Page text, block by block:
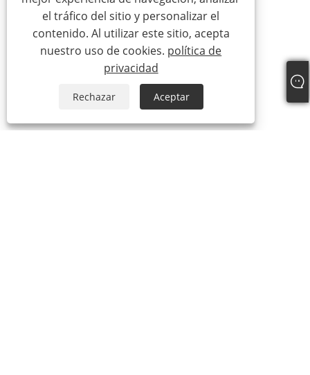
el tráfico del sitio y personalizar el
contenido. Al utilizar este sitio, acepta
nuestro uso de cookies. política de
privacidad
Rechazar Aceptar